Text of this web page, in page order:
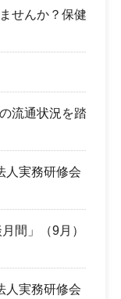
せんか？保健
流通状況を踏
人実務研修会
間」（9月）
人実務研修会